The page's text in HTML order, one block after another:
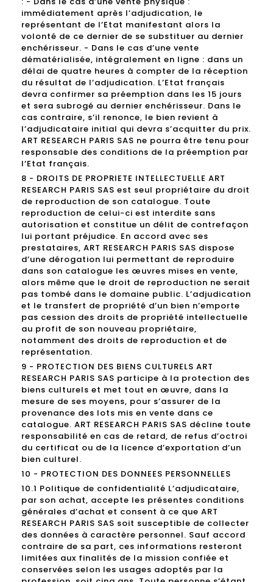
immédiatement après l’adjudication, le
représentant de l’Etat manifestant alors la
volonté de ce dernier de se substituer au dernier
enchérisseur. - Dans le cas d’une vente
dématérialisée, intégralement en ligne : dans un
délai de quatre heures à compter de la réception
du résultat de l’adjudication. L’Etat français
devra confirmer sa préemption dans les 15 jours
et sera subrogé au dernier enchérisseur. Dans le
cas contraire, s’il renonce, le bien revient à
l’adjudicataire initial qui devra s’acquitter du prix.
ART RESEARCH PARIS SAS ne pourra être tenu pour
responsable des conditions de la préemption par
l’Etat français.
8 - DROITS DE PROPRIETE INTELLECTUELLE ART
RESEARCH PARIS SAS est seul propriétaire du droit
de reproduction de son catalogue. Toute
reproduction de celui-ci est interdite sans
autorisation et constitue un délit de contrefaçon
lui portant préjudice. En accord avec ses
prestataires, ART RESEARCH PARIS SAS dispose
d’une dérogation lui permettant de reproduire
dans son catalogue les œuvres mises en vente,
alors même que le droit de reproduction ne serait
pas tombé dans le domaine public. L’adjudication
et le transfert de propriété d’un bien n’emporte
pas cession des droits de propriété intellectuelle
au profit de son nouveau propriétaire,
notamment des droits de reproduction et de
représentation.
9 - PROTECTION DES BIENS CULTURELS ART
RESEARCH PARIS SAS participe à la protection des
biens culturels et met tout en œuvre, dans la
mesure de ses moyens, pour s’assurer de la
provenance des lots mis en vente dans ce
catalogue. ART RESEARCH PARIS SAS décline toute
responsabilité en cas de retard, de refus d’octroi
du certificat ou de la licence d’exportation d’un
bien culturel.
10 - PROTECTION DES DONNEES PERSONNELLES
10.1 Politique de confidentialité L’adjudicataire,
par son achat, accepte les présentes conditions
générales d’achat et consent à ce que ART
RESEARCH PARIS SAS soit susceptible de collecter
des données à caractère personnel. Sauf accord
contraire de sa part, ces informations resteront
limitées aux finalités de la mission confiée et
conservées selon les usages adoptés par la